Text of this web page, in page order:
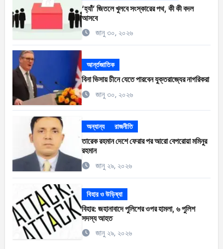
‘হ্যাঁ’ জিতলে খুলবে সংস্কারের পথ, কী কী বদল
আসবে
জানু ৩০, ২০২৬
আর্ন্তজাতিক
বিনা ভিসায় চীনে যেতে পারবেন যুক্তরাজ্যের নাগরিকরা
জানু ৩০, ২০২৬
অন্যান্য রাজনীতি
তারেক রহমান দেশে ফেরার পর আরো বেপরোয়া মমিনুর
রহমান
জানু ২৯, ২০২৬
বিহার ও উড়িষ্যা
বিহার: জহানাবাদে পুলিশের ওপর হামলা, ৬ পুলিশ
সদস্য আহত
জানু ২৯, ২০২৬